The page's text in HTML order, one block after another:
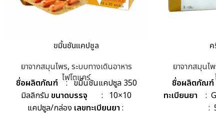
ขมิ้นชันแคปซูล
ยาจากสมุนไพร, ระบบทางเดินอาหาร
ไฟโตแคร์
ชื่อผลิตภัณฑ์: ขมิ้นชันแคปซูล 350
มิลลิกรัมขนาดบรรจุ
: 10×10
แคปซูล/กล่อง เลขทะเบียนยา :
ยาจากสมุนไ
ชื่อผลิต
ทะเบียนยา:
: